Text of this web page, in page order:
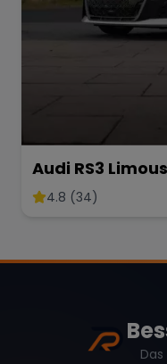
Audi RS3
4.8 (34)